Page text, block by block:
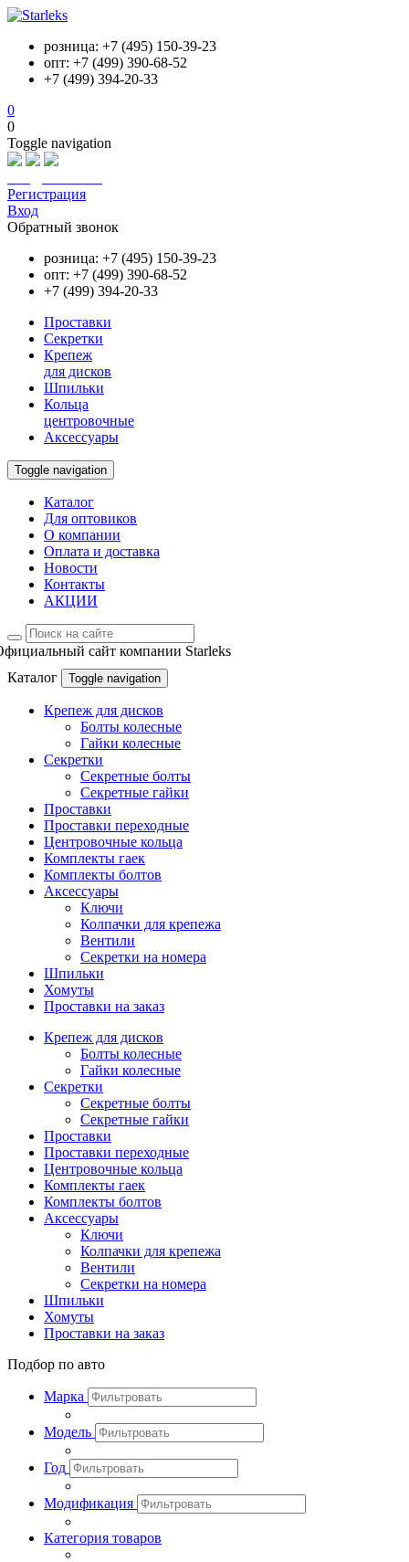
розница: +7 (495) 150-39-23
опт: +7 (499) 390-68-52
+7 (499) 394-20-33
0
0
Toggle navigation
Регистрация
Вход
Обратный звонок
розница: +7 (495) 150-39-23
опт: +7 (499) 390-68-52
+7 (499) 394-20-33
Проставки
Секретки
Крепеж
для дисков
Шпильки
Кольца
центровочные
Аксессуары
Toggle navigation
Каталог
Для оптовиков
О компании
Оплата и доставка
Новости
Контакты
АКЦИИ
сайт компании Starleks
Каталог
Toggle navigation
Крепеж для дисков
Болты колесные
Гайки колесные
Секретки
Секретные болты
Секретные гайки
Проставки
Проставки переходные
Центровочные кольца
Комплекты гаек
Комплекты болтов
Аксессуары
Ключи
Колпачки для крепежа
Вентили
Секретки на номера
Шпильки
Хомуты
Проставки на заказ
Крепеж для дисков
Болты колесные
Гайки колесные
Секретки
Секретные болты
Секретные гайки
Проставки
Проставки переходные
Центровочные кольца
Комплекты гаек
Комплекты болтов
Аксессуары
Ключи
Колпачки для крепежа
Вентили
Секретки на номера
Шпильки
Хомуты
Проставки на заказ
Подбор по авто
Марка
Модель
Год
Модификация
Категория товаров